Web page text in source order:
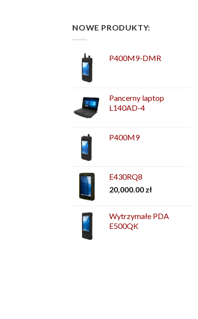
NOWE PRODUKTY:
P400M9-DMR
Pancerny laptop
L140AD-4
P400M9
E430RQ8
20,000.00 zł
Wytrzymałe PDA
E500QK